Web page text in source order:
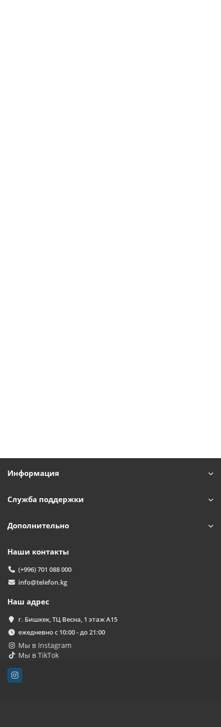
Информация
Служба поддержки
Дополнительно
Наши контакты
(+996) 701 088 000
info@telefon.kg
Наш адрес
г. Бишкек, ТЦ Весна, 1 этаж А15
ежедневно с 10:00 - до 21:00
Мы в Instagram
Мы в TikTok